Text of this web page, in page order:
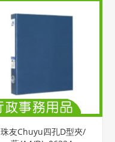
珠友Chuyu四孔D型夾/